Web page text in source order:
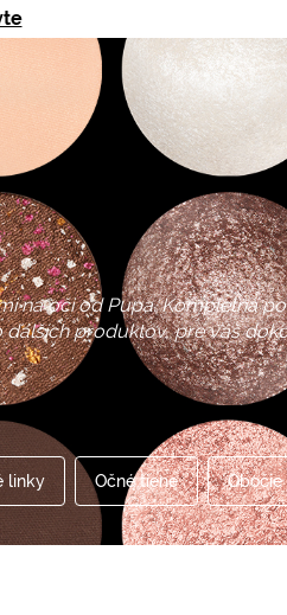
na oči od Pupa. Kompletná
ďalších produktov, pre váš
linky Očné tiene Obočie